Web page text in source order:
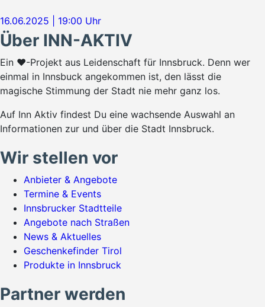
16.06.2025 | 19:00 Uhr
Über INN-AKTIV
Ein ♥-Projekt aus Leidenschaft für Innsbruck. Denn wer
einmal in Innsbuck angekommen ist, den lässt die
magische Stimmung der Stadt nie mehr ganz los.
Auf Inn Aktiv findest Du eine wachsende Auswahl an
Informationen zur und über die Stadt Innsbruck.
Wir stellen vor
Anbieter & Angebote
Termine & Events
Innsbrucker Stadtteile
Angebote nach Straßen
News & Aktuelles
Geschenkefinder Tirol
Produkte in Innsbruck
Partner werden